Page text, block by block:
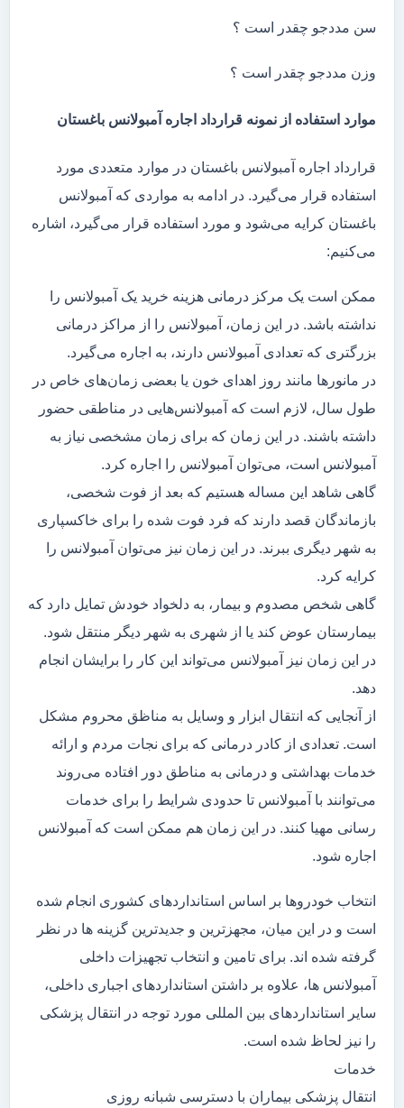
سن مددجو چقدر است ؟
وزن مددجو چقدر است ؟
موارد استفاده از نمونه قرارداد اجاره آمبولانس باغستان
قرارداد اجاره آمبولانس باغستان در موارد متعددی مورد
استفاده قرار می‌گیرد. در ادامه به مواردی که آمبولانس
باغستان کرایه می‌شود و مورد استفاده قرار می‌گیرد، اشاره
می‌کنیم:
ممکن است یک مرکز درمانی هزینه خرید یک آمبولانس را
نداشته باشد. در این زمان، آمبولانس را از مراکز درمانی
بزرگتری که تعدادی آمبولانس دارند، به اجاره می‌گیرد.
در مانور‌ها مانند روز اهدای خون یا بعضی زمان‌های خاص در
طول سال، لازم است که آمبولانس‌هایی در مناطقی حضور
داشته باشند. در این زمان که برای زمان مشخصی نیاز به
آمبولانس است، می‌توان آمبولانس را اجاره کرد.
گاهی شاهد این مساله هستیم که بعد از فوت شخصی،
بازماندگان قصد دارند که فرد فوت شده را برای خاکسپاری
به شهر دیگری ببرند. در این زمان نیز می‌توان آمبولانس را
کرایه کرد.
گاهی شخص مصدوم و بیمار، به دلخواد خودش تمایل دارد که
بیمارستان عوض کند یا از شهری به شهر دیگر منتقل شود.
در این زمان نیز آمبولانس می‌تواند این کار را برایشان انجام
دهد.
از آنجایی که انتقال ابزار و وسایل به مناظق محروم مشکل
است. تعدادی از کادر درمانی که برای نجات مردم و ارائه
خدمات بهداشتی و درمانی به مناطق دور افتاده می‌روند
می‌توانند با آمبولانس تا حدودی شرایط را برای خدمات
رسانی مهیا کنند. در این زمان هم ممکن است که آمبولانس
اجاره شود.
انتخاب خودروها بر اساس استانداردهای کشوری انجام شده
است و در این میان، مجهزترین و جدیدترین گزینه ها در نظر
گرفته شده اند. برای تامین و انتخاب تجهیزات داخلی
آمبولانس ها، علاوه بر داشتن استانداردهای اجباری داخلی،
سایر استانداردهای بین المللی مورد توجه در انتقال پزشکی
را نیز لحاظ شده است.
خدمات
انتقال پزشکی بیماران با دسترسی شبانه روزی